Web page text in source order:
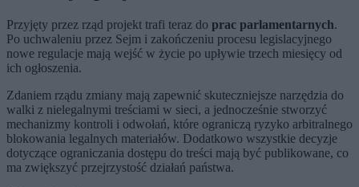
Przyjęty przez rząd projekt trafi teraz do prac parlamentarnych.
Po uchwaleniu przez Sejm i zakończeniu procesu legislacyjnego
nowe regulacje mają wejść w życie po upływie trzech miesięcy od
ich ogłoszenia.
Zdaniem rządu zmiany mają zapewnić skuteczniejsze narzędzia do
walki z nielegalnymi treściami w sieci, a jednocześnie stworzyć
mechanizmy kontroli i odwołań, które ograniczą ryzyko arbitralnego
blokowania legalnych materiałów. Dodatkowo wszystkie decyzje
dotyczące ograniczania dostępu do treści mają być publikowane, co
ma zwiększyć przejrzystość działań państwa.